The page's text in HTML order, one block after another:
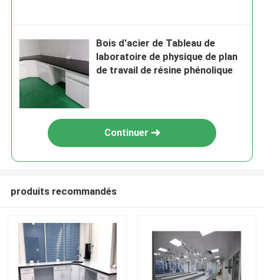
Bois d'acier de Tableau de
laboratoire de physique de plan
de travail de résine phénolique
Continuer
produits recommandés